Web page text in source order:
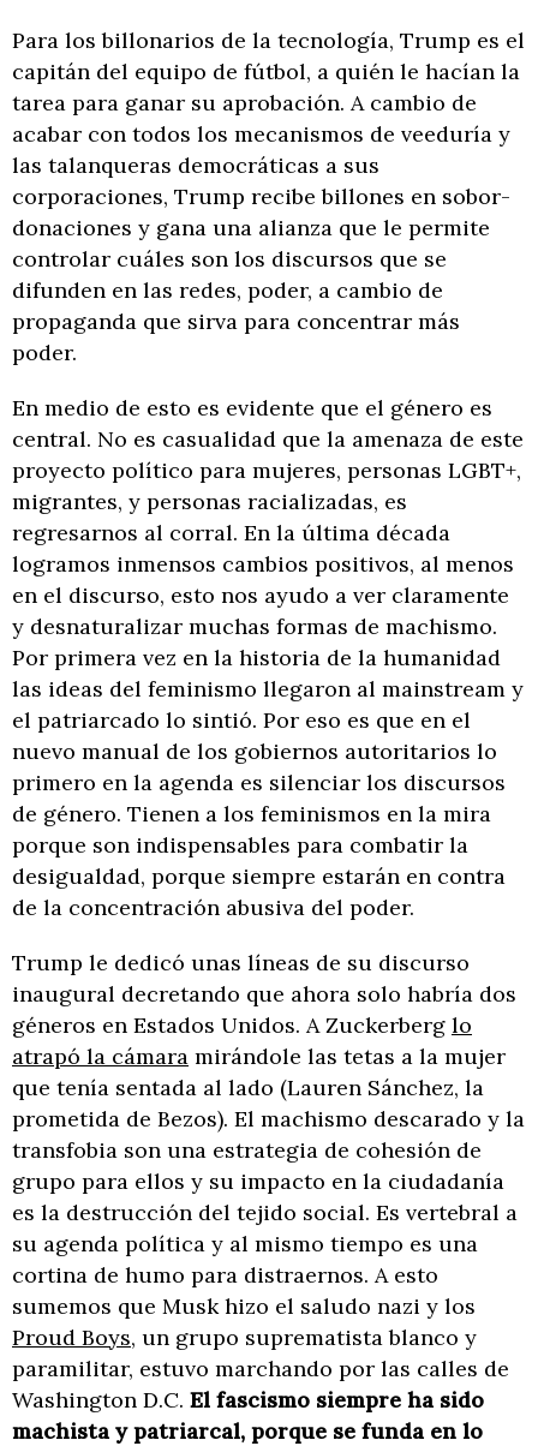
Para los billonarios de la tecnología, Trump es el
capitán del equipo de fútbol, a quién le hacían la
tarea para ganar su aprobación. A cambio de
acabar con todos los mecanismos de veeduría y
las talanqueras democráticas a sus
corporaciones, Trump recibe billones en sobor-
donaciones y gana una alianza que le permite
controlar cuáles son los discursos que se
difunden en las redes, poder, a cambio de
propaganda que sirva para concentrar más
poder.
En medio de esto es evidente que el género es
central. No es casualidad que la amenaza de este
proyecto político para mujeres, personas LGBT+,
migrantes, y personas racializadas, es
regresarnos al corral. En la última década
logramos inmensos cambios positivos, al menos
en el discurso, esto nos ayudo a ver claramente
y desnaturalizar muchas formas de machismo.
Por primera vez en la historia de la humanidad
las ideas del feminismo llegaron al mainstream y
el patriarcado lo sintió. Por eso es que en el
nuevo manual de los gobiernos autoritarios lo
primero en la agenda es silenciar los discursos
de género. Tienen a los feminismos en la mira
porque son indispensables para combatir la
desigualdad, porque siempre estarán en contra
de la concentración abusiva del poder.
Trump le dedicó unas líneas de su discurso
inaugural decretando que ahora solo habría dos
géneros en Estados Unidos. A Zuckerberg lo
atrapó la cámara mirándole las tetas a la mujer
que tenía sentada al lado (Lauren Sánchez, la
prometida de Bezos). El machismo descarado y la
transfobia son una estrategia de cohesión de
grupo para ellos y su impacto en la ciudadanía
es la destrucción del tejido social. Es vertebral a
su agenda política y al mismo tiempo es una
cortina de humo para distraernos. A esto
sumemos que Musk hizo el saludo nazi y los
Proud Boys, un grupo suprematista blanco y
paramilitar, estuvo marchando por las calles de
Washington D.C. El fascismo siempre ha sido
machista y patriarcal, porque se funda en lo